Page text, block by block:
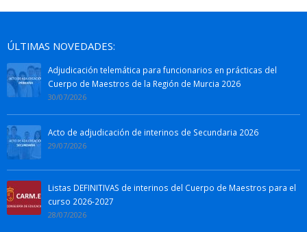
ÚLTIMAS NOVEDADES:
Adjudicación telemática para funcionarios en prácticas del
Cuerpo de Maestros de la Región de Murcia 2026
30/07/2026
Acto de adjudicación de interinos de Secundaria 2026
29/07/2026
Listas DEFINITIVAS de interinos del Cuerpo de Maestros para el
curso 2026-2027
28/07/2026